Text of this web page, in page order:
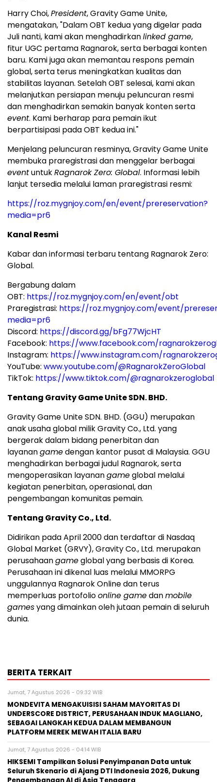
Harry Choi,President, Gravity Game Unite,
mengatakan, "Dalam OBT kedua yang digelar pada
Juli nanti, kami akan menghadirkanlinked game,
fitur UGC pertama Ragnarok, serta berbagai konten
baru. Kami juga akan memantau respons pemain
global, serta terus meningkatkan kualitas dan
stabilitas layanan. Setelah OBT selesai, kami akan
melanjutkan persiapan menuju peluncuran resmi
dan menghadirkan semakin banyak konten serta
event. Kami berharap para pemain ikut
berpartisipasi pada OBT kedua ini."
Menjelang peluncuran resminya, Gravity Game Unite
membuka praregistrasi dan menggelar berbagai
eventuntukRagnarok Zero: Global. Informasi lebih
lanjut tersedia melalui laman praregistrasi resmi:
https://roz.mygnjoy.com/en/event/prereservation?
media=pr6
Kanal Resmi
Kabar dan informasi terbaru tentang Ragnarok Zero:
Global.
Bergabung dalam
OBT: https://roz.mygnjoy.com/en/event/obt
Praregistrasi: https://roz.mygnjoy.com/event/
media=pr6
Discord: https://discord.gg/bFg77WjcHT
Facebook: https://www.facebook.com/
Instagram: https://www.instagram.com/
YouTube: www.youtube.com/@RagnarokZeroGlobal
TikTok: https://www.tiktok.com/@ragnarokzeroglobal
Tentang Gravity Game Unite SDN. BHD.
Gravity Game Unite SDN. BHD. (GGU) merupakan
anak usaha global milik Gravity Co., Ltd. yang
bergerak dalam bidang penerbitan dan
layanangamedengan kantor pusat di Malaysia. GGU
menghadirkan berbagai judul Ragnarok, serta
mengoperasikan layanangameglobal melalui
kegiatan penerbitan, operasional, dan
pengembangan komunitas pemain.
Tentang Gravity Co., Ltd.
Didirikan pada April 2000 dan terdaftar di Nasdaq
Global Market (GRVY), Gravity Co., Ltd. merupakan
perusahaangameglobal yang berbasis di Korea.
Perusahaan ini dikenal luas melalui MMORPG
unggulannya Ragnarok Online dan terus
memperluas portofolioonline gamedanmobile
gamesyang dimainkan oleh jutaan pemain di seluruh
dunia.
BERITA TERKAIT
Jumat, 7 Agustus 2026 - 09:32 WIB
MONDEVITA MENGAKUISISI SAHAM MAYORITAS DI
UNDERSCORE DISTRICT, PERUSAHAAN INDUK MAGLIANO,
SEBAGAI LANGKAH KEDUA DALAM MEMBANGUN
PLATFORM MEREK MEWAH ITALIA BARU
Jumat, 7 Agustus 2026 - 04:14 WIB
HIKSEMI Tampilkan Solusi Penyimpanan Data untuk
Seluruh Skenario di Ajang DTI Indonesia 2026, Dukung